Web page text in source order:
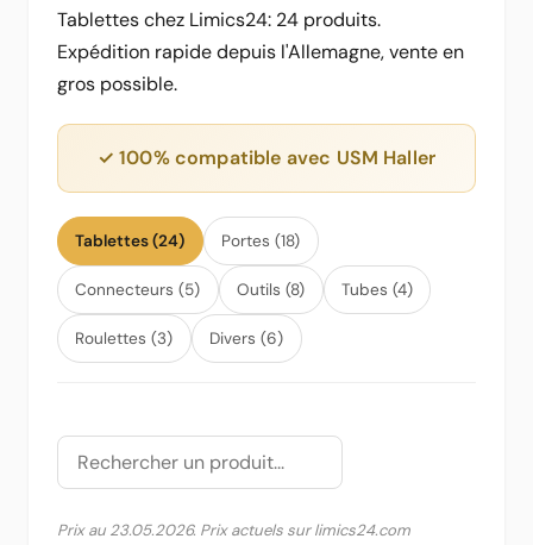
Tablettes chez Limics24: 24 produits.
Expédition rapide depuis l'Allemagne, vente en
gros possible.
✓ 100% compatible avec USM Haller
Tablettes (24) Portes (18)
Connecteurs (5) Outils (8) Tubes (4)
Roulettes (3) Divers (6)
Prix au 23.05.2026. Prix actuels sur limics24.com